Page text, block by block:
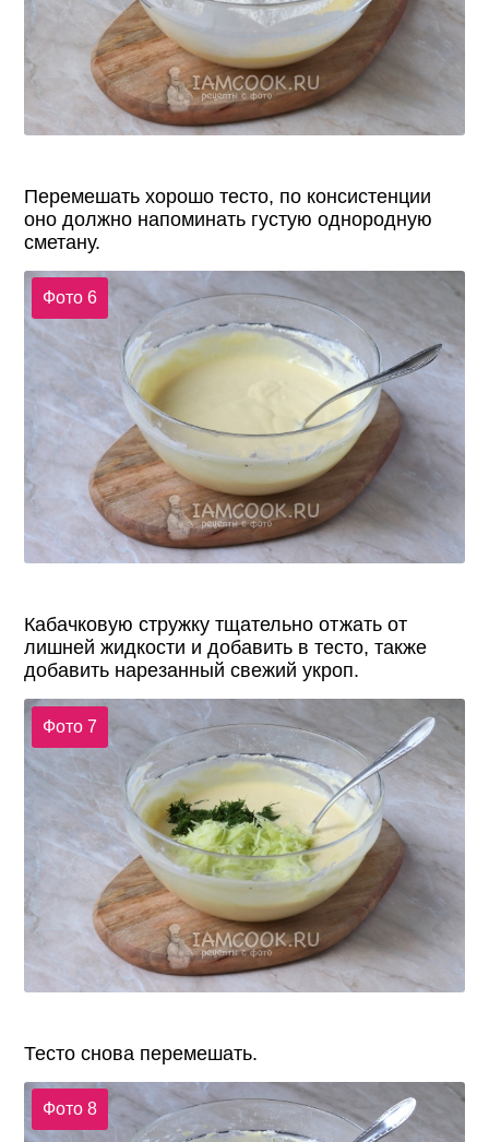
Перемешать хорошо тесто, по консистенции
оно должно напоминать густую однородную
сметану.
Фото 6
Кабачковую стружку тщательно отжать от
лишней жидкости и добавить в тесто, также
добавить нарезанный свежий укроп.
Фото 7
Тесто снова перемешать.
Фото 8